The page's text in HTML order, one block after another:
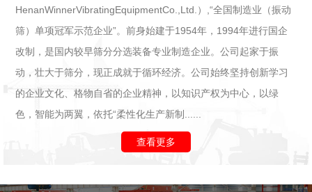
HenanWinnerVibratingEquipmentCo.,Ltd.）,“全国制造业（振动
筛）单项冠军示范企业”。前身始建于1954年，1994年进行国企
改制，是国内较早筛分分选装备专业制造企业。公司起家于振
动，壮大于筛分，现正成就于循环经济。公司始终坚持创新学习
的企业文化、格物自省的企业精神，以知识产权为中心，以绿
色，智能为两翼，依托“柔性化生产新制......
查看更多